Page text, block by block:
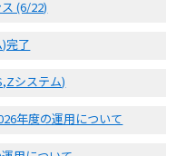
(6/22)
完了
システム)
年度の運用について